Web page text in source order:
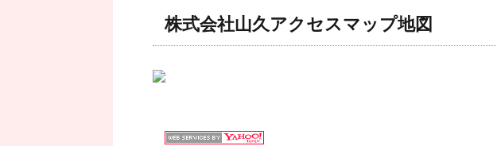
株式会社山久アクセスマップ地図